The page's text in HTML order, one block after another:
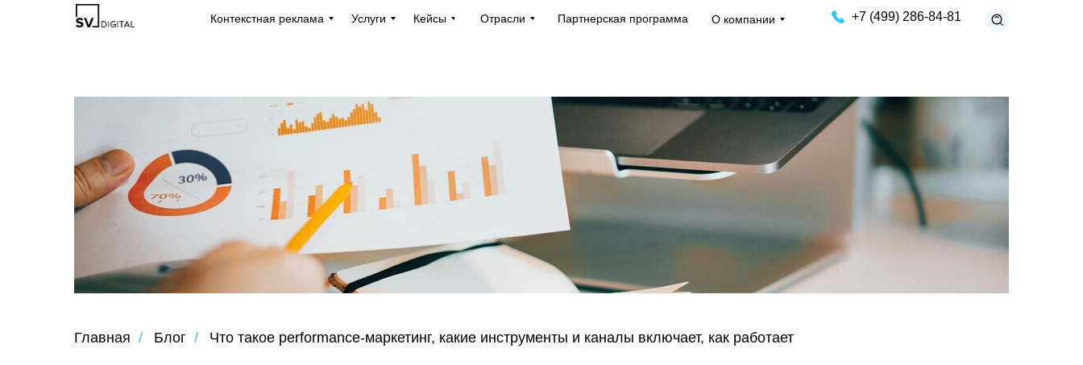
+7 (499) 286-84-81
Партнерская программа
Отрасли
Услуги Кейсы О компании
Контекстная реклама
Главная / Блог / Что такое performance-маркетинг, какие инструменты и каналы включает, как работает